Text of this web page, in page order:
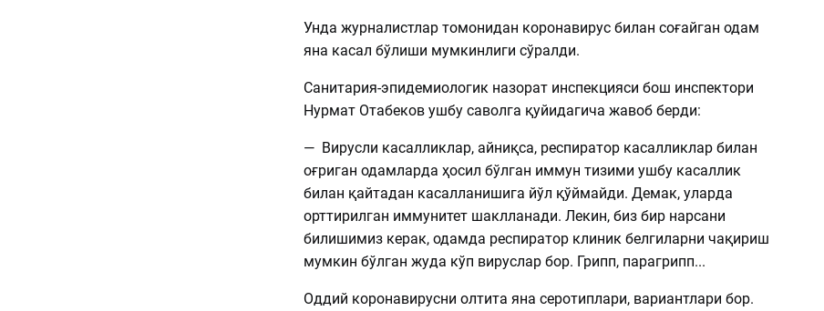
Унда журналистлар томонидан коронавирус билан соғайган одам
яна касал бўлиши мумкинлиги сўралди.
Санитария-эпидемиологик назорат инспекцияси бош инспектори
Нурмат Отабеков ушбу саволга қуйидагича жавоб берди:
— Вирусли касалликлар, айниқса, респиратор касалликлар билан
оғриган одамларда ҳосил бўлган иммун тизими ушбу касаллик
билан қайтадан касалланишига йўл қўймайди. Демак, уларда
орттирилган иммунитет шаклланади. Лекин, биз бир нарсани
билишимиз керак, одамда респиратор клиник белгиларни чақириш
мумкин бўлган жуда кўп вируслар бор. Грипп, парагрипп...
Оддий коронавирусни олтита яна серотиплари, вариантлари бор.